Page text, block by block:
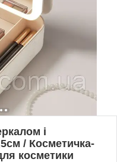
і
/ Косметичка-
косметики